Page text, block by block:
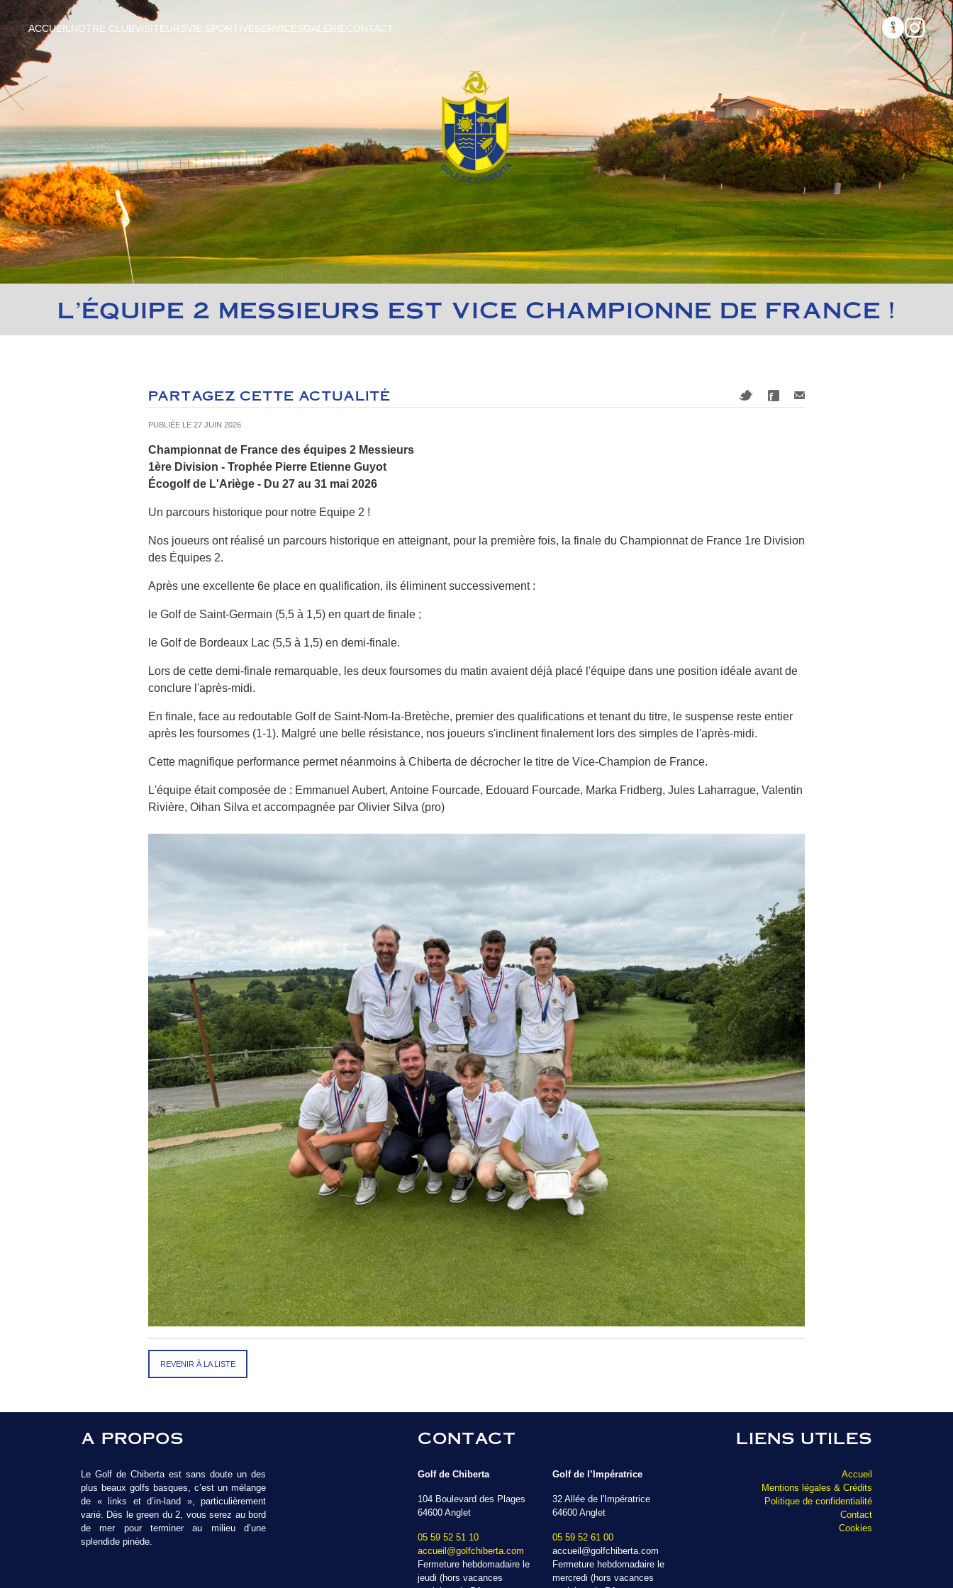
ACCUEIL NOTRE CLUBVISITEURSVIE SPORTIVESERVICESGALERIECONTACT
L'ÉQUIPE 2 MESSIEURS EST VICE CHAMPIONNE DE FRANCE !
PARTAGEZ CETTE ACTUALITÉ
PUBLIÉE LE 27 JUIN 2026
Championnat de France des équipes 2 Messieurs
1ère Division - Trophée Pierre Etienne Guyot
Écogolf de L'Ariège - Du 27 au 31 mai 2026
Un parcours historique pour notre Equipe 2 !
Nos joueurs ont réalisé un parcours historique en atteignant, pour la première fois, la finale du Championnat de France 1re Division
des Équipes 2.
Après une excellente 6e place en qualification, ils éliminent successivement :
le Golf de Saint-Germain (5,5 à 1,5) en quart de finale ;
le Golf de Bordeaux Lac (5,5 à 1,5) en demi-finale.
Lors de cette demi-finale remarquable, les deux foursomes du matin avaient déjà placé l'équipe dans une position idéale avant de
conclure l'après-midi.
En finale, face au redoutable Golf de Saint-Nom-la-Bretèche, premier des qualifications et tenant du titre, le suspense reste entier
après les foursomes (1-1). Malgré une belle résistance, nos joueurs s'inclinent finalement lors des simples de l'après-midi.
Cette magnifique performance permet néanmoins à Chiberta de décrocher le titre de Vice-Champion de France.
L'équipe était composée de : Emmanuel Aubert, Antoine Fourcade, Edouard Fourcade, Marka Fridberg, Jules Laharrague, Valentin
Rivière, Oihan Silva et accompagnée par Olivier Silva (pro)
REVENIR À LA LISTE
A PROPOS
Le Golf de Chiberta est sans doute un des
plus beaux golfs basques, c’est un mélange
de « links et d’in-land », particulièrement
varié. Dès le green du 2, vous serez au bord
de mer pour terminer au milieu d’une
splendide pinède.
CONTACT
Golf de Chiberta
104 Boulevard des Plages
64600 Anglet
05 59 52 51 10
accueil@golfchiberta.com
Fermeture hebdomadaire le
jeudi (hors vacances
Golf de l’Impératrice
32 Allée de l'Impératrice
64600 Anglet
05 59 52 61 00
accueil@golfchiberta.com
Fermeture hebdomadaire le
mercredi (hors vacances
LIENS UTILES
Accueil
Mentions légales & Crédits
Politique de confidentialité
Contact
Cookies